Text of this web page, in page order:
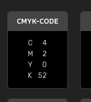
CMYK-CODE
C
4
M
2
Y
0
K
52